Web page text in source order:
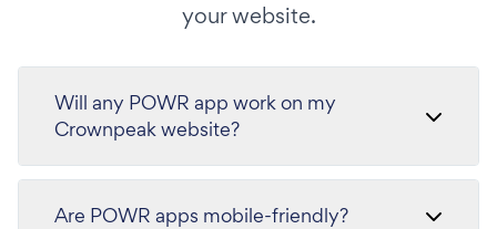
your website.
Will any POWR app work on my
Crownpeak website?
Are POWR apps mobile-friendly?